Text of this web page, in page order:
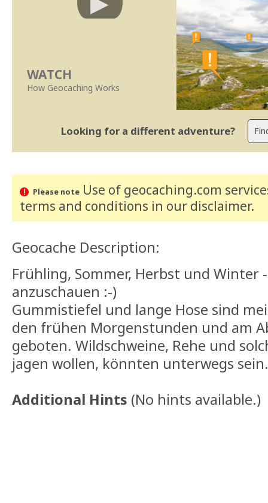
WATCH
How Geocaching Works
Looking for a different adventure?
Please noteUse of geocaching.com
terms and conditions in our disclaimer.
Geocache Description:
Frühling, Sommer, Herbst und Winter
anzuschauen :-)
Gummistiefel und lange Hose sind
den frühen Morgenstunden und am
geboten. Wildschweine, Rehe und
jagen wollen, könnten unterwegs sein.
Additional Hints (No hints available.)